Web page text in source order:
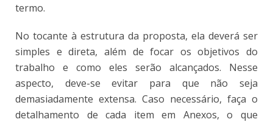
termo.
No tocante à estrutura da proposta, ela deverá ser
simples e direta, além de focar os objetivos do
trabalho e como eles serão alcançados. Nesse
aspecto, deve-se evitar para que não seja
demasiadamente extensa. Caso necessário, faça o
detalhamento de cada item em Anexos, o que